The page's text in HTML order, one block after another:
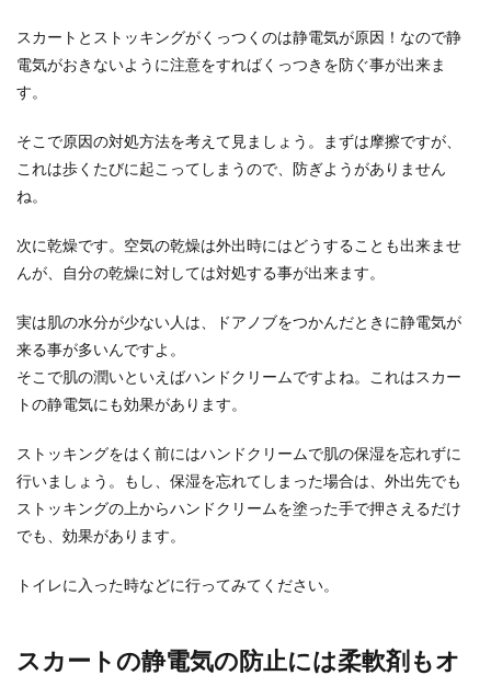
本を一冊読みその内容をまとめしようとしても、
まとめ方がわからないという方も多いでは？ 本の
詩の書き方とは？小学校高学年はココ
小学校高学年はどのようにして詩を書いたらいい
のでしょうか？詩の書き方は好きなことを書いて
スカートとストッキングがくっつくのは静電気が原因！なので静
電気がおきないように注意をすればくっつきを防ぐ事が出来ま
す。
そこで原因の対処方法を考えて見ましょう。まずは摩擦ですが、
これは歩くたびに起こってしまうので、防ぎようがありません
ね。
次に乾燥です。空気の乾燥は外出時にはどうすることも出来ませ
んが、自分の乾燥に対しては対処する事が出来ます。
実は肌の水分が少ない人は、ドアノブをつかんだときに静電気が
来る事が多いんですよ。
そこで肌の潤いといえばハンドクリームですよね。これはスカー
トの静電気にも効果があります。
ストッキングをはく前にはハンドクリームで肌の保湿を忘れずに
行いましょう。もし、保湿を忘れてしまった場合は、外出先でも
ストッキングの上からハンドクリームを塗った手で押さえるだけ
でも、効果があります。
トイレに入った時などに行ってみてください。
スカートの静電気の防止には柔軟剤もオ